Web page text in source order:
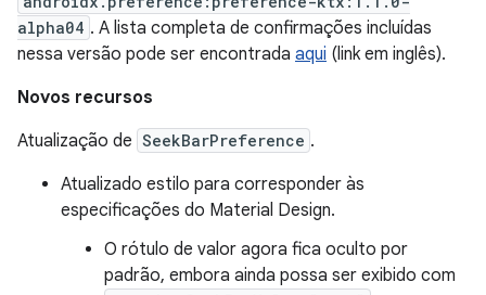
alpha04 . A lista completa de confirmações incluídas
nessa versão pode ser encontrada aqui (link em inglês).
Novos recursos
Atualização de SeekBarPreference .
Atualizado estilo para corresponder às
especificações do Material Design.
O rótulo de valor agora fica oculto por
padrão, embora ainda possa ser exibido com